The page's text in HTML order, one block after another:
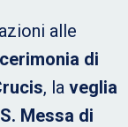
alle
cerimonia di
, la veglia
S. Messa di